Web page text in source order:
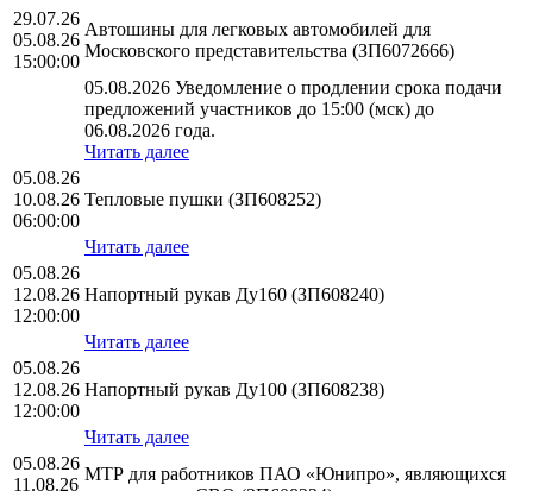
29.07.26
05.08.26
15:00:00
Автошины для легковых автомобилей для
Московского представительства (ЗП6072666)
05.08.2026 Уведомление о продлении срока подачи
предложений участников до 15:00 (мск) до
06.08.2026 года.
Читать далее
05.08.26
10.08.26
06:00:00
Тепловые пушки (ЗП608252)
Читать далее
05.08.26
12.08.26
12:00:00
Напортный рукав Ду160 (ЗП608240)
Читать далее
05.08.26
12.08.26
12:00:00
Напортный рукав Ду100 (ЗП608238)
Читать далее
05.08.26
11.08.26
МТР для работников ПАО «Юнипро», являющихся